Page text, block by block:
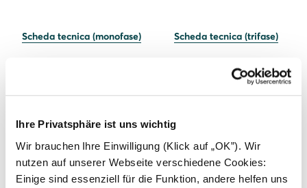
Ihre Privatsphäre ist uns wichtig
Wir brauchen Ihre Einwilligung (Klick auf „OK”). Wir
nutzen auf unserer Webseite verschiedene Cookies:
Einige sind essenziell für die Funktion, andere helfen uns
Scheda tecnica (monofase) Scheda tecnica (trifase)